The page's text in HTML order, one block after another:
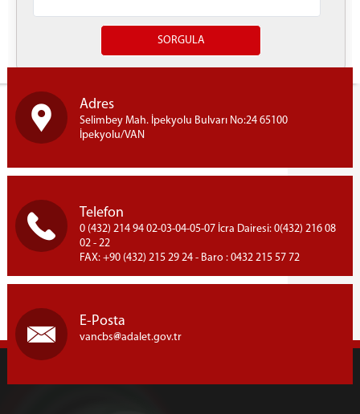
Yazdır
Adres
Selimbey Mah. İpekyolu Bulvarı No:24 65100
İpekyolu/VAN
Telefon
0 (432) 214 94 02-03-04-05-07 İcra Dairesi: 0(432) 216 08
02 - 22
FAX: +90 (432) 215 29 24 - Baro : 0432 215 57 72
E-Posta
vancbs adalet.gov.tr